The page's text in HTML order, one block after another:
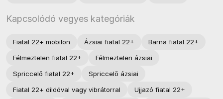
Kapcsolódó vegyes kategóriák
Fiatal 22+ mobilon Ázsiai fiatal 22+
Barna fiatal 22+
Félmeztelen fiatal 22+
Félmeztelen ázsiai
Spriccelő fiatal 22+
Spriccelő ázsiai
Fiatal 22+ dildóval vagy vibrátorral
Ujjazó fiatal 22+